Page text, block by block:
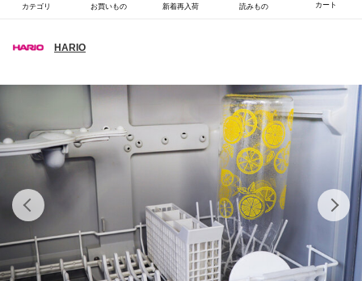
カテゴリ お買いもの 新着再入荷 読みもの カート
HARIO